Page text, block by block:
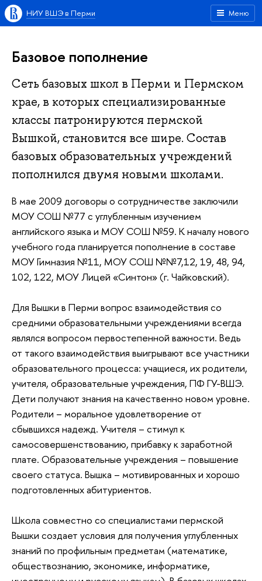
Меню
НИУ ВШЭ в Перми
Базовое пополнение
Сеть базовых школ в Перми и Пермском
крае, в которых специализированные
классы патронируются пермской
Вышкой, становится все шире. Состав
базовых образовательных учреждений
пополнился двумя новыми школами.
В мае 2009 договоры о сотрудничестве заключили
МОУ СОШ №77 с углубленным изучением
английского языка и МОУ СОШ №59. К началу нового
учебного года планируется пополнение в составе
МОУ Гимназия №11, МОУ СОШ №№7,12, 19, 48, 94,
102, 122, МОУ Лицей «Синтон» (г. Чайковский).
Для Вышки в Перми вопрос взаимодействия со
средними образовательными учреждениями всегда
являлся вопросом первостепенной важности. Ведь
от такого взаимодействия выигрывают все участники
образовательного процесса: учащиеся, их родители,
учителя, образовательные учреждения, ПФ ГУ-ВШЭ.
Дети получают знания на качественно новом уровне.
Родители – моральное удовлетворение от
сбывшихся надежд. Учителя – стимул к
самосовершенствованию, прибавку к заработной
плате. Образовательные учреждения – повышение
своего статуса. Вышка – мотивированных и хорошо
подготовленных абитуриентов.
Школа совместно со специалистами пермской
Вышки создает условия для получения углубленных
знаний по профильным предметам (математике,
обществознанию, экономике, информатике,